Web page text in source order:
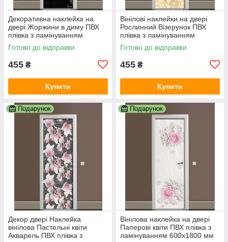
Декоративна наклейка на
двері Жоржини в диму ПВХ
плівка з ламінуванням
600х1800 мм абстракція
Чорний
Готово до відправки
455 ₴
Купити
Вінілові наклейки на двері
Рослинний Візерунок ПВХ
плівка з ламінуванням
600х1800 мм Абстракція
Бежевий
Готово до відправки
455 ₴
Купити
Подарунок
Декор двері Наклейка
вінілова Пастельні квіти
Акварель ПВХ плівка з
Подарунок
Вінілова наклейка на двері
Паперові квіти ПВХ плівка з
ламінуванням 600х1800 мм